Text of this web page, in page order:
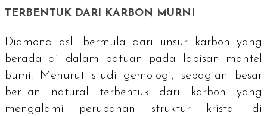
TERBENTUK DARI KARBON MURNI
Diamond asli bermula dari unsur karbon yang
berada di dalam batuan pada lapisan mantel
bumi. Menurut studi gemologi, sebagian besar
berlian natural terbentuk dari karbon yang
mengalami perubahan struktur kristal di